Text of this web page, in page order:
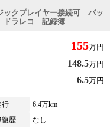
クプレイヤー接続可 バッ
ドラレコ 記録簿
155万円
148.5万円
6.5万円
行
6.4万km
復歴
なし